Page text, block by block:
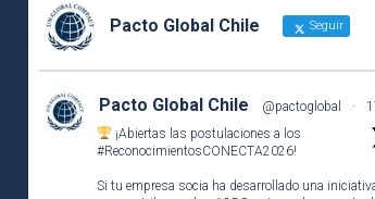
Pacto Global Chile Seguir
Pacto Global Chile @pactoglobal ·
¡Abiertas las postulaciones a los
#ReconocimientosCONECTA2026!
Si tu empresa socia ha desarrollado una